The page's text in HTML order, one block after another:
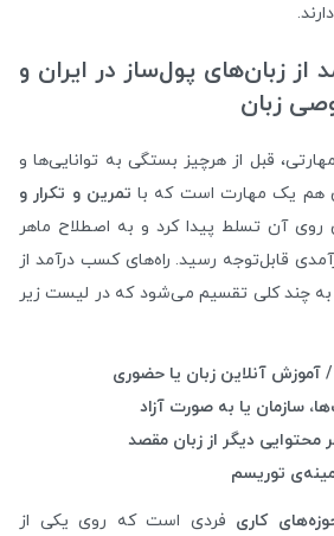
زبان‌های پول‌ساز در ایران و
زبان
قبل از هرچیز بستگی به توانایی‌ها و
هم یک مهارت است که با تمرین و تکرار و
روی آن تسلط پیدا کرد و به اصطلاح ماهر
قابل‌توجه رسید. راه‌های کسب درآمد از
به چند کلی تقسیم می‌شود که در لیست زیر
آنلاین زبان یا حضوری
سازمان یا به صورت آزاد
دیگر از زبان مقصد
توریسم
کاری فردی است که روی یکی از